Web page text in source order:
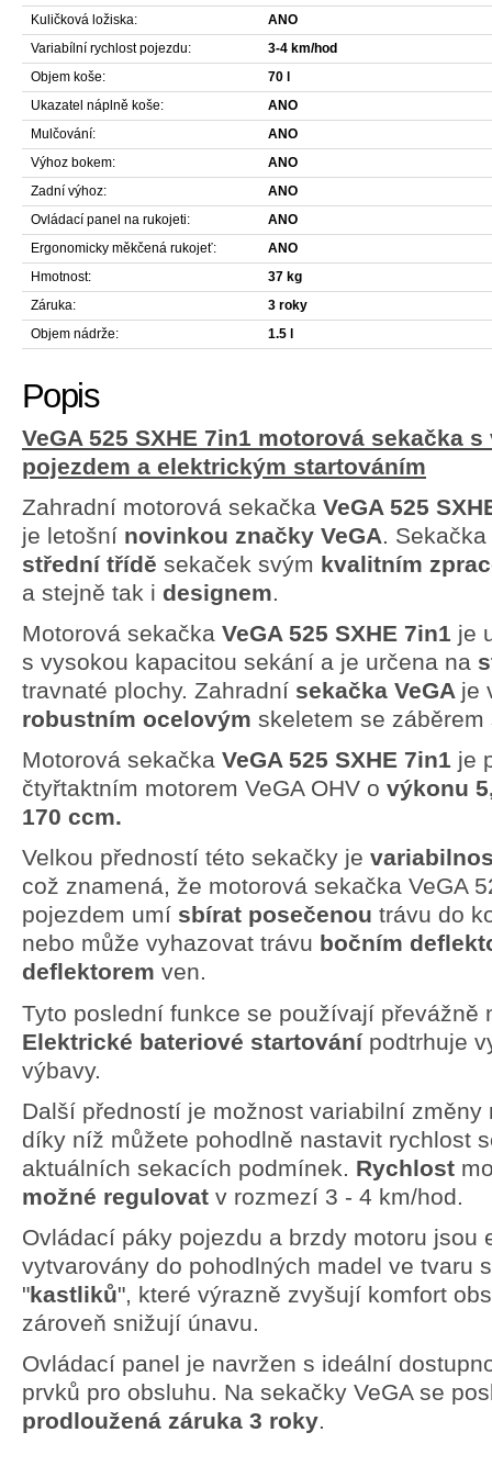
Kuličková ložiska:
ANO
Variabílní rychlost pojezdu:
3-4 km/hod
Objem koše:
70 l
Ukazatel náplně koše:
ANO
Mulčování:
ANO
Výhoz bokem:
ANO
Zadní výhoz:
ANO
Ovládací panel na rukojeti:
ANO
Ergonomicky měkčená rukojeť:
ANO
Hmotnost:
37 kg
Záruka:
3 roky
Objem nádrže:
1.5 l
Popis
VeGA 525 SXHE 7in1 motorová sekačka
pojezdem a elektrickým startováním
Zahradní motorová sekačka VeGA 525
je letošní novinkou značky VeGA. Sekačka
střední třídě sekaček svým kvalitním
a stejně tak i designem.
Motorová sekačka VeGA 525 SXHE 7in1 je
s vysokou kapacitou sekání a je určena na
travnaté plochy. Zahradní sekačka VeGA je
robustním ocelovým skeletem se
Motorová sekačka VeGA 525 SXHE 7in1 je
čtyřtaktním motorem VeGA OHV o výkonu
170 ccm.
Velkou předností této sekačky je
což znamená, že motorová sekačka VeGA
pojezdem umí sbírat posečenou trávu do
nebo může vyhazovat trávu bočním
deflektorem ven.
Tyto poslední funkce se používají převážně
Elektrické bateriové startování podtrhuje
výbavy.
Další předností je možnost variabilní změny
díky níž můžete pohodlně nastavit rychlost
aktuálních sekacích podmínek. Rychlost
možné regulovat v rozmezí 3 - 4 km/hod.
Ovládací páky pojezdu a brzdy motoru jsou
vytvarovány do pohodlných madel ve tvaru
"kastliků", které výrazně zvyšují komfort
zároveň snižují únavu.
Ovládací panel je navržen s ideální
prvků pro obsluhu. Na sekačky VeGA se
prodloužená záruka 3 roky.